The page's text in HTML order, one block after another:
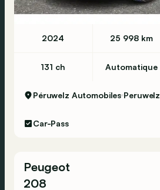
2024 25 998 km
131 ch Automatique
Péruwelz Automobiles Peruwelz
Car-Pass
Peugeot
208